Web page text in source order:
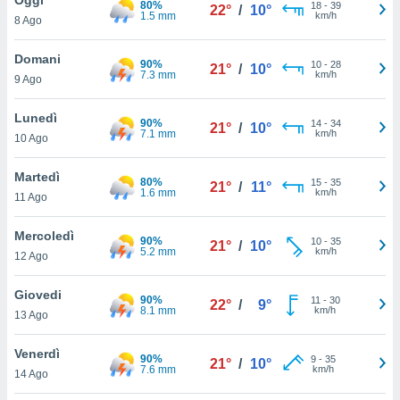
è
al sito
di
ci
di
il
un
la
nella
8 Ago
80%
1.5 mm
22° / 10° 18- 39
km/h
Domani
9 Ago
90%
7.3 mm
21° / 10° 10- 28
km/h
Lunedì
10 Ago
90%
7.1 mm
21° / 10° 14- 34
km/h
Martedì
11 Ago
80%
1.6 mm
21° / 11° 15- 35
km/h
Mercoledì
12 Ago
90%
5.2 mm
21° / 10° 10- 35
km/h
Giovedi
13 Ago
90%
8.1 mm
22° / 9° 11 - 30
km/h
Venerdì
14 Ago
90%
7.6 mm
21° / 10° 9- 35
km/h